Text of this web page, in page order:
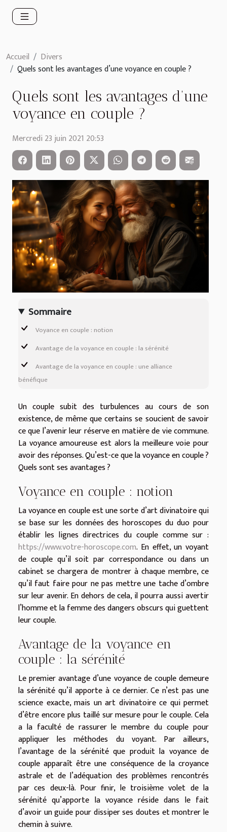
Accueil
Divers
Quels sont les avantages d’une voyance en couple ?
Quels sont les avantages d’une
voyance en couple ?
Mercredi 23 juin 2021 20:53
Sommaire
Voyance en couple : notion
Avantage de la voyance en couple : la sérénité
Avantage de la voyance en couple : une alliance
bénéfique
Un couple subit des turbulences au cours de son
existence, de même que certains se soucient de savoir
ce que l’avenir leur réserve en matière de vie commune.
La voyance amoureuse est alors la meilleure voie pour
avoir des réponses. Qu’est-ce que la voyance en couple ?
Quels sont ses avantages ?
Voyance en couple : notion
La voyance en couple est une sorte d’art divinatoire qui
se base sur les données des horoscopes du duo pour
établir les lignes directrices du couple comme sur :
https://www.votre-horoscope.com. En effet, un voyant
de couple qu’il soit par correspondance ou dans un
cabinet se chargera de montrer à chaque membre, ce
qu’il faut faire pour ne pas mettre une tache d’ombre
sur leur avenir. En dehors de cela, il pourra aussi avertir
l’homme et la femme des dangers obscurs qui guettent
leur couple.
Avantage de la voyance en
couple : la sérénité
Le premier avantage d’une voyance de couple demeure
la sérénité qu’il apporte à ce dernier. Ce n’est pas une
science exacte, mais un art divinatoire ce qui permet
d’être encore plus taillé sur mesure pour le couple. Cela
a la faculté de rassurer le membre du couple pour
appliquer les méthodes du voyant. Par ailleurs,
l’avantage de la sérénité que produit la voyance de
couple apparaît être une conséquence de la croyance
astrale et de l’adéquation des problèmes rencontrés
par ces deux-là. Pour finir, le troisième volet de la
sérénité qu’apporte la voyance réside dans le fait
d’avoir un guide pour dissiper ses doutes et montrer le
chemin à suivre.